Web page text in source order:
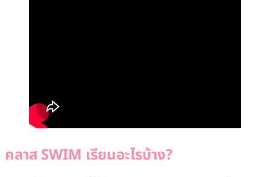
คลาส SWIM เรียนอะไรบ้าง?